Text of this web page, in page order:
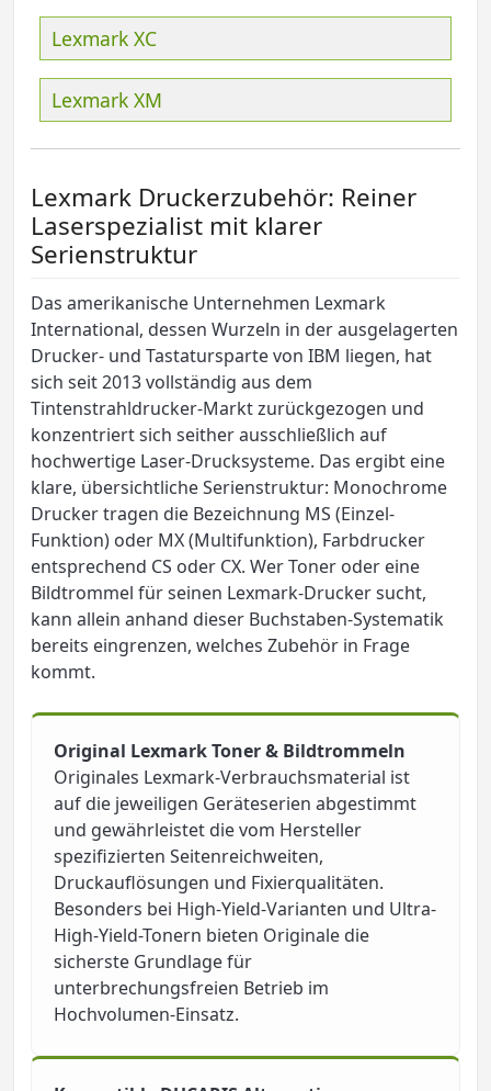
Lexmark XC
Lexmark XM
Lexmark Druckerzubehör: Reiner
Laserspezialist mit klarer
Serienstruktur
Das amerikanische Unternehmen Lexmark
International, dessen Wurzeln in der ausgelagerten
Drucker- und Tastatursparte von IBM liegen, hat
sich seit 2013 vollständig aus dem
Tintenstrahldrucker-Markt zurückgezogen und
konzentriert sich seither ausschließlich auf
hochwertige Laser-Drucksysteme. Das ergibt eine
klare, übersichtliche Serienstruktur: Monochrome
Drucker tragen die Bezeichnung MS (Einzel-
Funktion) oder MX (Multifunktion), Farbdrucker
entsprechend CS oder CX. Wer Toner oder eine
Bildtrommel für seinen Lexmark-Drucker sucht,
kann allein anhand dieser Buchstaben-Systematik
bereits eingrenzen, welches Zubehör in Frage
kommt.
Original Lexmark Toner & Bildtrommeln
Originales Lexmark-Verbrauchsmaterial ist
auf die jeweiligen Geräteserien abgestimmt
und gewährleistet die vom Hersteller
spezifizierten Seitenreichweiten,
Druckauflösungen und Fixierqualitäten.
Besonders bei High-Yield-Varianten und Ultra-
High-Yield-Tonern bieten Originale die
sicherste Grundlage für
unterbrechungsfreien Betrieb im
Hochvolumen-Einsatz.